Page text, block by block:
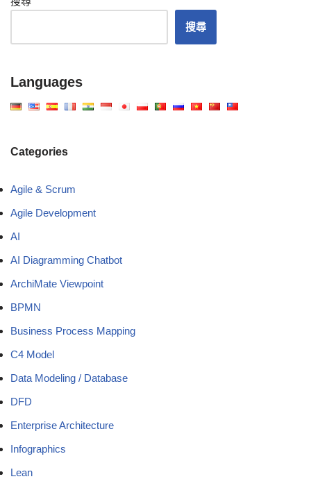
搜尋
Languages
Categories
Agile & Scrum
Agile Development
AI
AI Diagramming Chatbot
ArchiMate Viewpoint
BPMN
Business Process Mapping
C4 Model
Data Modeling / Database
DFD
Enterprise Architecture
Infographics
Lean